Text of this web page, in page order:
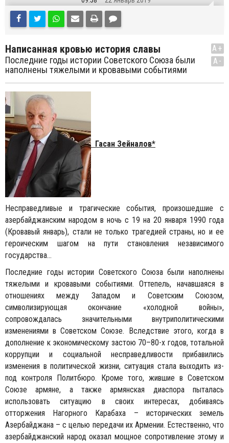
Написанная кровью история славы
Последние годы истории Советского Союза были
наполнены тяжелыми и кровавыми событиями
A+
A-
Гасан Зейналов*
Несправедливые и трагические события, произошедшие с
азербайджанским народом в ночь с 19 на 20 января 1990 года
(Кровавый январь), стали не только трагедией страны, но и ее
героическим шагом на пути становления независимого
государства…
Последние годы истории Советского Союза были наполнены
тяжелыми и кровавыми событиями. Оттепель, начавшаяся в
отношениях между Западом и Советским Союзом,
символизирующая окончание «холодной войны»,
сопровождалась значительными внутриполитическими
изменениями в Советском Союзе. Вследствие этого, когда в
дополнение к экономическому застою 70–80-х годов, тотальной
коррупции и социальной несправедливости прибавились
изменения в политической жизни, ситуация стала выходить из-
под контроля Политбюро. Кроме того, жившие в Советском
Союзе армяне, а также армянская диаспора пыталась
использовать ситуацию в своих интересах, добиваясь
отторжения Нагорного Карабаха – исторических земель
Азербайджана – с целью передачи их Армении. Естественно, что
азербайджанский народ оказал мощное сопротивление этому и